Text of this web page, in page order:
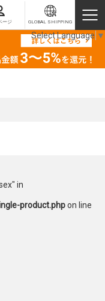
ージ GLOBAL SHIPPING
in
product.phpon line
Select Language ▼